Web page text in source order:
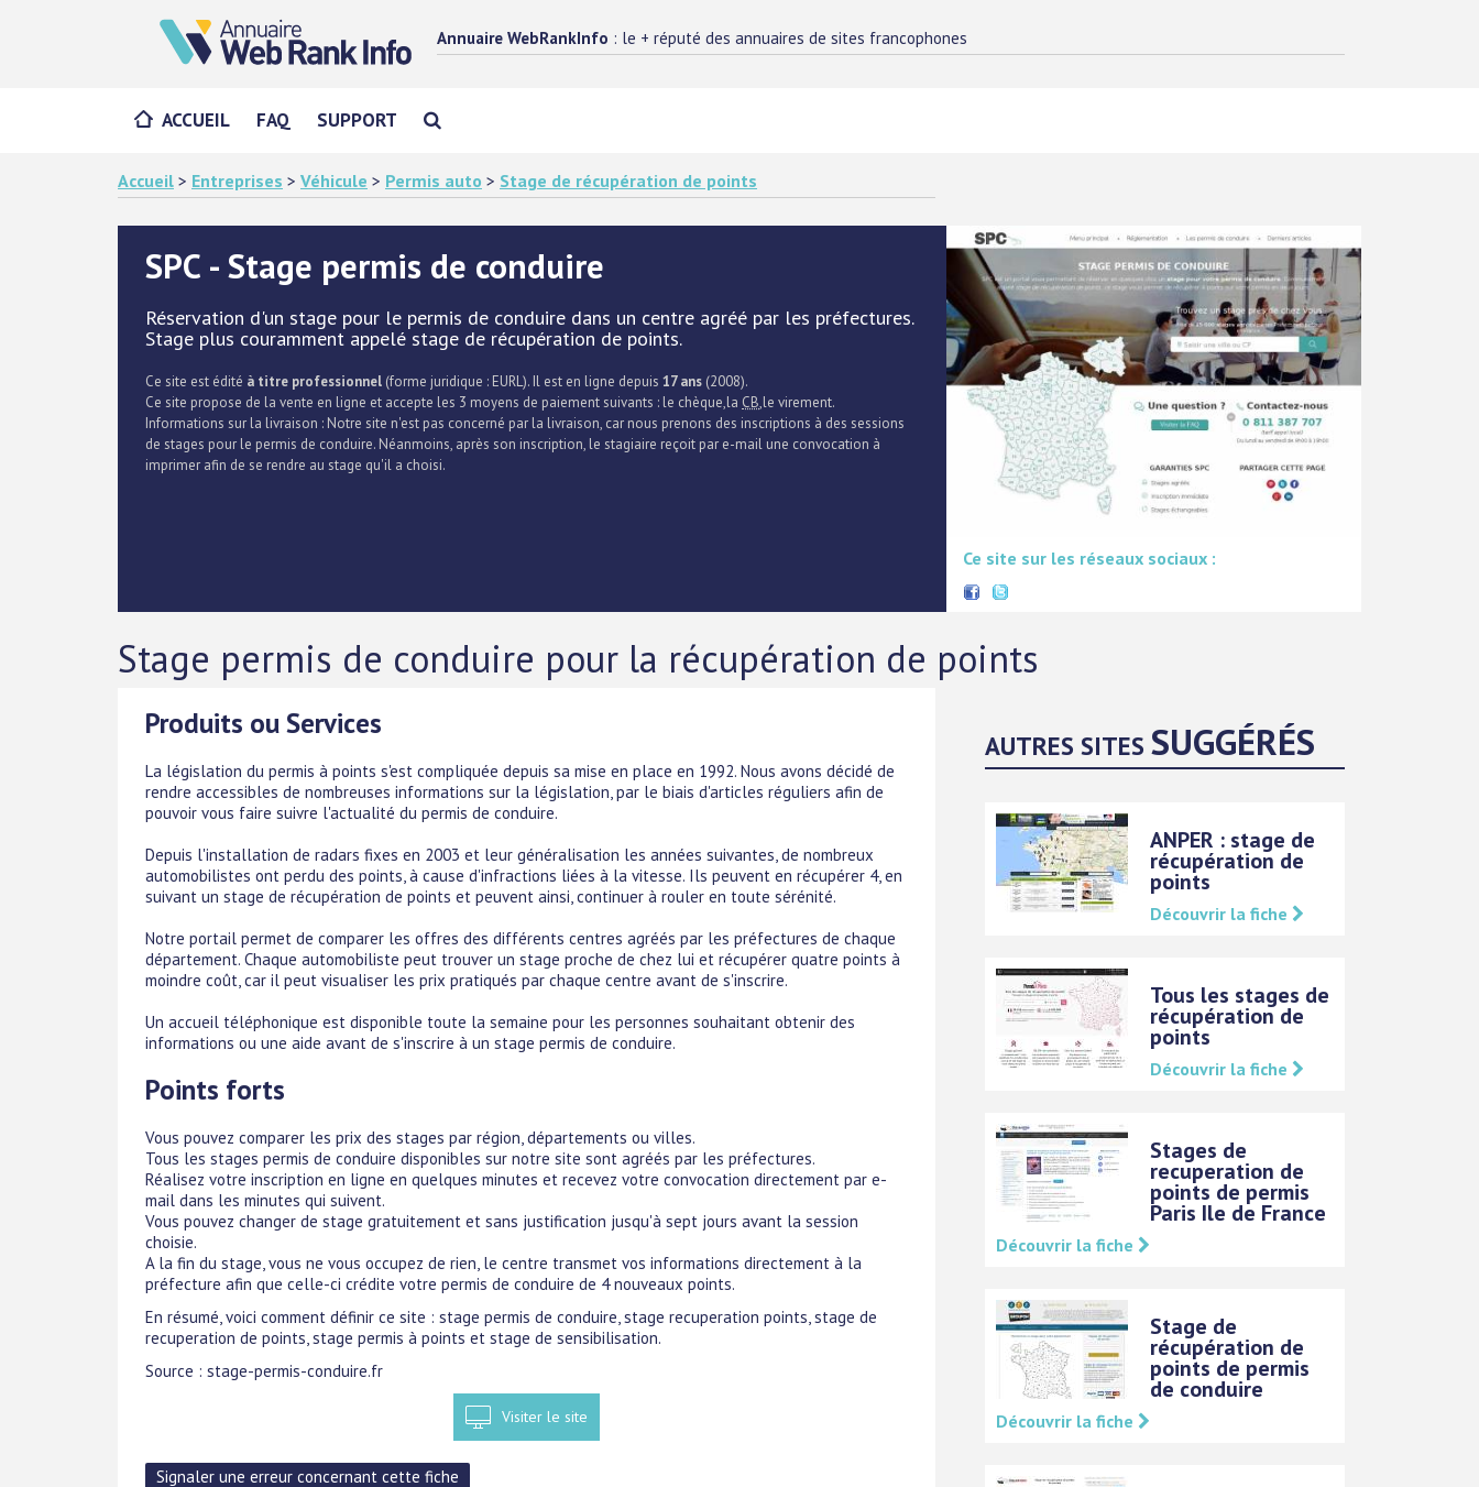
Annuaire WebRankInfo : le + réputé des annuaires de sites francophones
ACCUEIL FAQ SUPPORT
Accueil > Entreprises > Véhicule > Permis auto > Stage de récupération de points
SPC - Stage permis de conduire
Réservation d'un stage pour le permis de conduire dans un centre agréé par les préfectures.
Stage plus couramment appelé stage de récupération de points.
Ce site est édité à titre professionnel (forme juridique : EURL). Il est en ligne depuis 17 ans (2008).
Ce site propose de la vente en ligne et accepte les 3 moyens de paiement suivants : le chèque,la CB,le virement.
Informations sur la livraison : Notre site n'est pas concerné par la livraison, car nous prenons des inscriptions à des sessions
de stages pour le permis de conduire. Néanmoins, après son inscription, le stagiaire reçoit par e-mail une convocation à
imprimer afin de se rendre au stage qu'il a choisi.
Ce site sur les réseaux sociaux :
Stage permis de conduire pour la récupération de points
Produits ou Services
La législation du permis à points s'est compliquée depuis sa mise en place en 1992. Nous avons décidé de
rendre accessibles de nombreuses informations sur la législation, par le biais d'articles réguliers afin de
pouvoir vous faire suivre l'actualité du permis de conduire.
Depuis l'installation de radars fixes en 2003 et leur généralisation les années suivantes, de nombreux
automobilistes ont perdu des points, à cause d'infractions liées à la vitesse. Ils peuvent en récupérer 4, en
suivant un stage de récupération de points et peuvent ainsi, continuer à rouler en toute sérénité.
Notre portail permet de comparer les offres des différents centres agréés par les préfectures de chaque
département. Chaque automobiliste peut trouver un stage proche de chez lui et récupérer quatre points à
moindre coût, car il peut visualiser les prix pratiqués par chaque centre avant de s'inscrire.
Un accueil téléphonique est disponible toute la semaine pour les personnes souhaitant obtenir des
informations ou une aide avant de s'inscrire à un stage permis de conduire.
Points forts
Vous pouvez comparer les prix des stages par région, départements ou villes.
Tous les stages permis de conduire disponibles sur notre site sont agréés par les préfectures.
Réalisez votre inscription en ligne en quelques minutes et recevez votre convocation directement par e-
mail dans les minutes qui suivent.
Vous pouvez changer de stage gratuitement et sans justification jusqu'à sept jours avant la session
choisie.
A la fin du stage, vous ne vous occupez de rien, le centre transmet vos informations directement à la
préfecture afin que celle-ci crédite votre permis de conduire de 4 nouveaux points.
En résumé, voici comment définir ce site : stage permis de conduire, stage recuperation points, stage de
recuperation de points, stage permis à points et stage de sensibilisation.
Source : stage-permis-conduire.fr
Visiter le site
AUTRES SITESSUGGÉRÉS
ANPER : stage de
récupération de
points
Découvrir la fiche
Tous les stages de
récupération de
points
Découvrir la fiche
Stages de
recuperation de
points de permis
Paris Ile de France
Découvrir la fiche
Stage de
récupération de
points de permis
de conduire
Découvrir la fiche